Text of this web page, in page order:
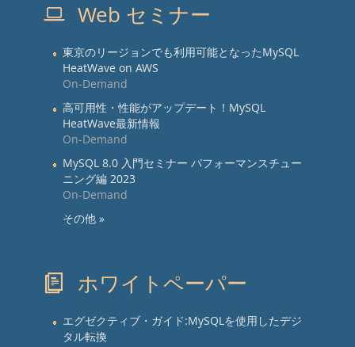
Web セミナー
東京のリージョンでも利用可能となったMySQL
HeatWave on AWS
On-Demand
高可用性・性能がアップデート！MySQL
HeatWave最新情報
On-Demand
MySQL 8.0 入門セミナー パフォーマンスチュー
ニング編 2023
On-Demand
その他 »
ホワイトペーパー
エグゼクティブ・ガイド:MySQLを使用したデジ
タル転換